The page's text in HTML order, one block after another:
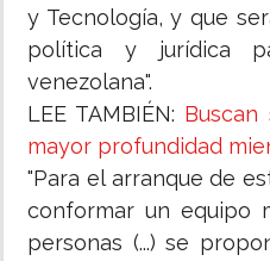
y Tecnología, y que
política y jurídica
venezolana".
LEE TAMBIÉN: Buscan
mayor profundidad
"Para el arranque de
conformar un equipo
personas (...) se